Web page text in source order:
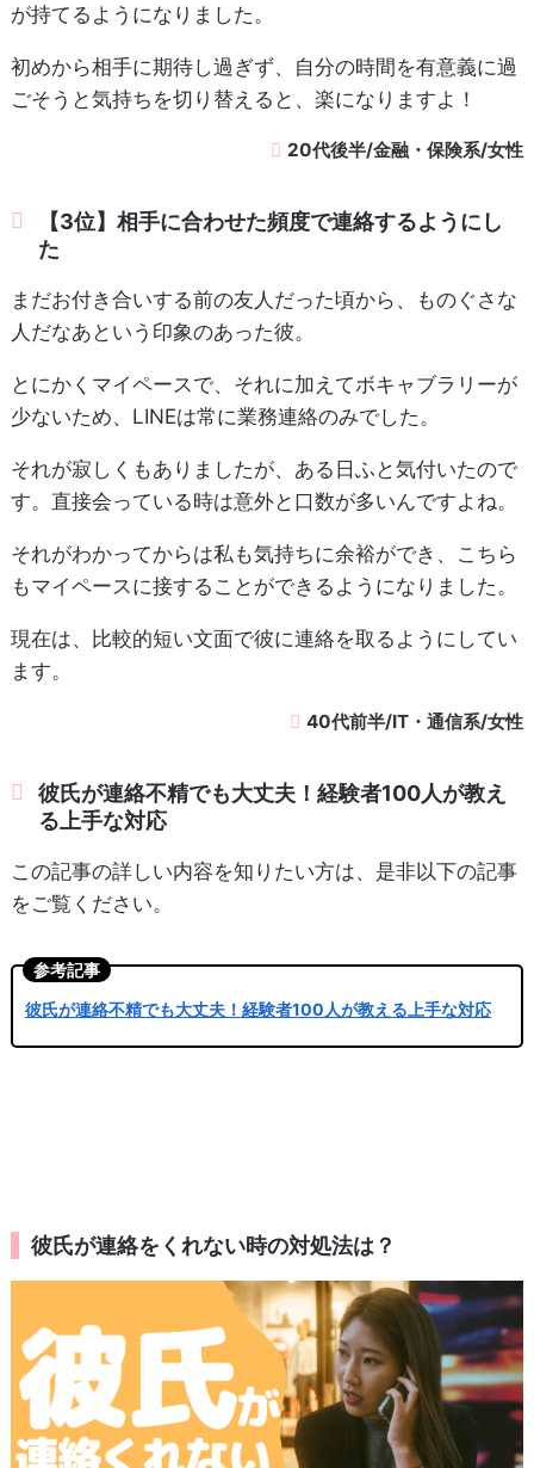
が持てるようになりました。
初めから相手に期待し過ぎず、自分の時間を有意義に過
ごそうと気持ちを切り替えると、楽になりますよ！
20代後半/金融・保険系/女性
【3位】相手に合わせた頻度で連絡するようにし
た
まだお付き合いする前の友人だった頃から、ものぐさな
人だなあという印象のあった彼。
とにかくマイペースで、それに加えてボキャブラリーが
少ないため、LINEは常に業務連絡のみでした。
それが寂しくもありましたが、ある日ふと気付いたので
す。直接会っている時は意外と口数が多いんですよね。
それがわかってからは私も気持ちに余裕ができ、こちら
もマイペースに接することができるようになりました。
現在は、比較的短い文面で彼に連絡を取るようにしてい
ます。
40代前半/IT・通信系/女性
彼氏が連絡不精でも大丈夫！経験者100人が教え
る上手な対応
この記事の詳しい内容を知りたい方は、是非以下の記事
をご覧ください。
彼氏が連絡をくれない時の対処法は？